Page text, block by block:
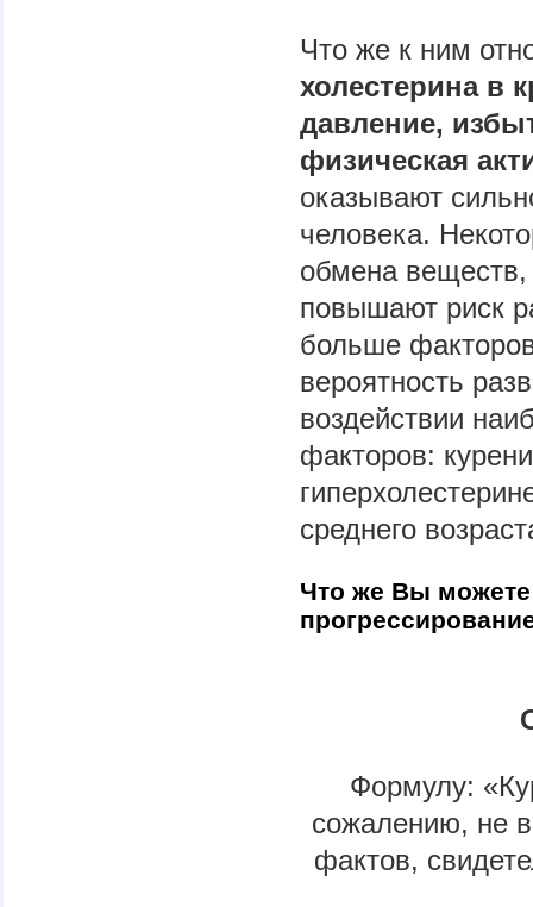
Что же к ним
холестерина в
давление,
физическая
оказывают
человека.
обмена
повышают риск
больше
вероятность
воздействии
факторов:
среднего
Что же Вы можете
Формулу:
сожалению, не
фактов,